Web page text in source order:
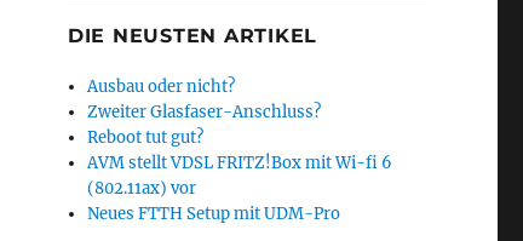
DIE NEUSTEN ARTIKEL
Ausbau oder nicht?
Zweiter Glasfaser-Anschluss?
Reboot tut gut?
AVM stellt VDSL FRITZ!Box mit Wi-fi 6
(802.11ax) vor
Neues FTTH Setup mit UDM-Pro